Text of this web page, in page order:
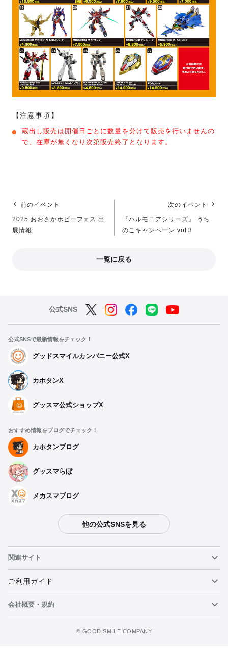
【注意事項】
蔵出し販売は開催日ごとに数量を分けて販売を行いませんの
で、在庫が無くなり次第販売終了となります。
前のイベント
2025 おおさかホビーフェス 出
展情報
次のイベント
『ハルモニアシリーズ』 うち
のこキャンペーン vol.3
一覧に戻る
公式SNS
公式SNSで最新情報をチェック！
グッドスマイルカンパニー公式X
カホタンX
グッスマ公式ショップX
おすすめ情報をブログでチェック！
カホタンブログ
グッスマらぼ
メカスマブログ
他の公式SNSを見る
関連サイト
ねんどろいど
ねんどろいどフェイスメーカー
ご利用ガイド
重要なお知らせ
会社概要・規約
©️ GOOD SMILE COMPANY